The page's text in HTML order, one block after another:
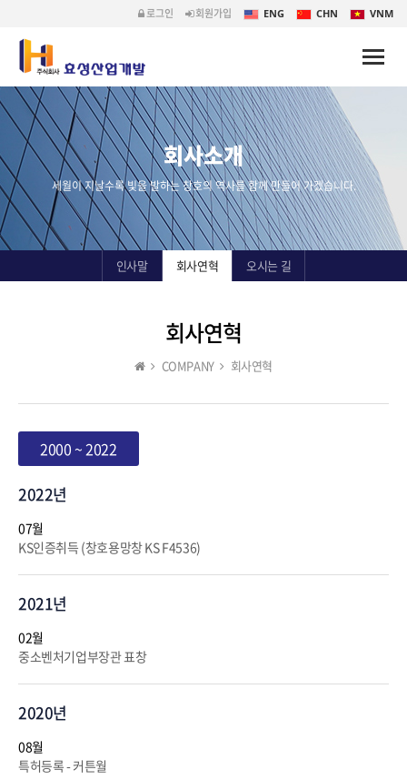
로그인 회원가입 ENG CHN VNM
Toggle
회사소개
세월이 지날수록 빛을 발하는 창호의 역사를 함께 만들어 가겠습니다.
인사말 회사연혁 오시는 길
회사연혁
COMPANY 회사연혁
2000 ~ 2022
2022년
07월
KS인증취득 (창호용망창 KS F4536)
2021년
02월
중소벤처기업부장관 표창
2020년
08월
특허등록 - 커튼월